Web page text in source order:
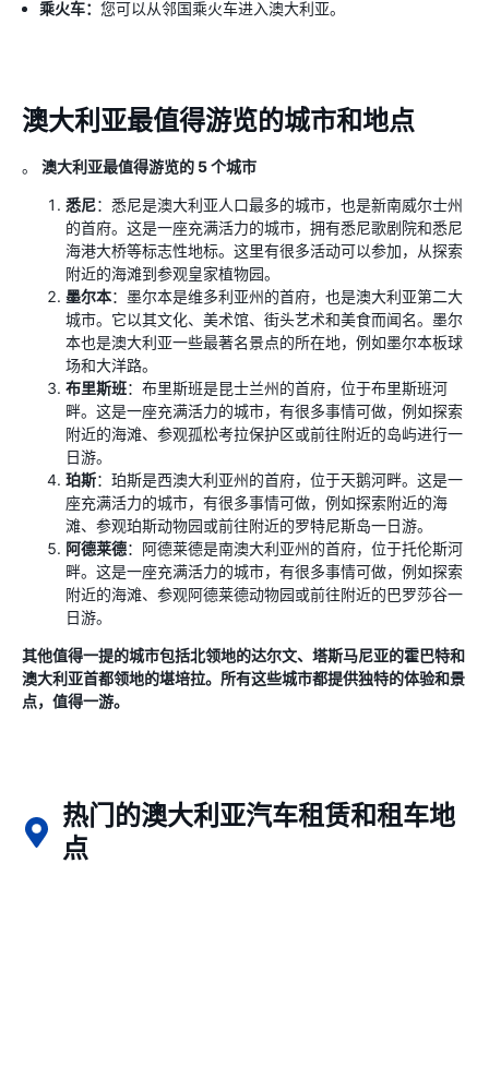
乘火车： 您可以从邻国乘火车进入澳大利亚。
澳大利亚最值得游览的城市和地点
。 澳大利亚最值得游览的 5 个城市
悉尼：悉尼是澳大利亚人口最多的城市，也是新南威尔士州
的首府。这是一座充满活力的城市，拥有悉尼歌剧院和悉尼
海港大桥等标志性地标。这里有很多活动可以参加，从探索
附近的海滩到参观皇家植物园。
墨尔本：墨尔本是维多利亚州的首府，也是澳大利亚第二大
城市。它以其文化、美术馆、街头艺术和美食而闻名。墨尔
本也是澳大利亚一些最著名景点的所在地，例如墨尔本板球
场和大洋路。
布里斯班：布里斯班是昆士兰州的首府，位于布里斯班河
畔。这是一座充满活力的城市，有很多事情可做，例如探索
附近的海滩、参观孤松考拉保护区或前往附近的岛屿进行一
日游。
珀斯：珀斯是西澳大利亚州的首府，位于天鹅河畔。这是一
座充满活力的城市，有很多事情可做，例如探索附近的海
滩、参观珀斯动物园或前往附近的罗特尼斯岛一日游。
阿德莱德：阿德莱德是南澳大利亚州的首府，位于托伦斯河
畔。这是一座充满活力的城市，有很多事情可做，例如探索
附近的海滩、参观阿德莱德动物园或前往附近的巴罗莎谷一
日游。
其他值得一提的城市包括北领地的达尔文、塔斯马尼亚的霍巴特和
澳大利亚首都领地的堪培拉。所有这些城市都提供独特的体验和景
点，值得一游。
热门的澳大利亚汽车租赁和租车地
点